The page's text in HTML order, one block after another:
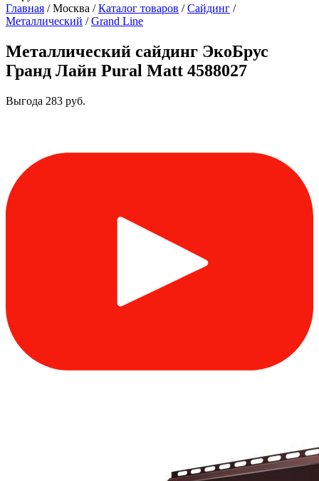
Главная /Москва / Каталог товаров / Сайдинг /
Металлический / Grand Line
Металлический сайдинг ЭкоБрус
Гранд Лайн Pural Matt 4588027
Выгода 283 руб.